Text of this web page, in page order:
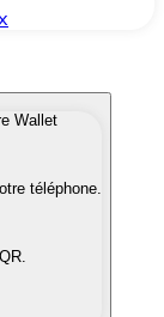
intéressent
monnaie
Wallet
téléphone.